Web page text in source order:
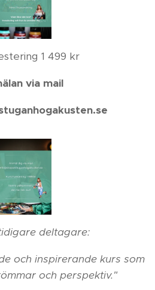
1 499 kr
via mail
deltagare:
och inspirerande kurs som
och perspektiv."